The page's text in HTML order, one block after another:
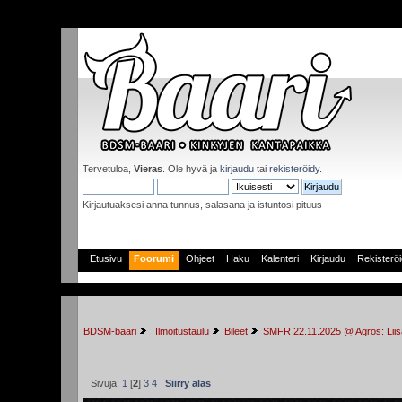
Tervetuloa,Vieras . Ole hyvä jakirjaudu tairekisteröidy.
Kirjautuaksesi anna tunnus, salasana ja istuntosi pituus
Etusivu Foorumi Ohjeet Haku Kalenteri Kirjaudu
BDSM-baari Ilmoitustaulu Bileet SMFR 22.11.2025 @ Agros:
Sivuja: 1 [2]3 4 Siirry alas